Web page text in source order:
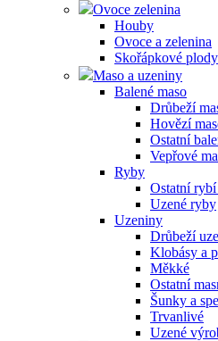
Ovoce zelenina
Houby
Ovoce a zelenina
Skořápkové plody
Maso a uzeniny
Balené maso
Drůbeží
Hovězí
Ostatní
Vepřové
Ryby
Ostatní
Uzené ryby
Uzeniny
Drůbeží
Klobásy a
Měkké
Ostatní
Šunky a
Trvanlivé
Uzené